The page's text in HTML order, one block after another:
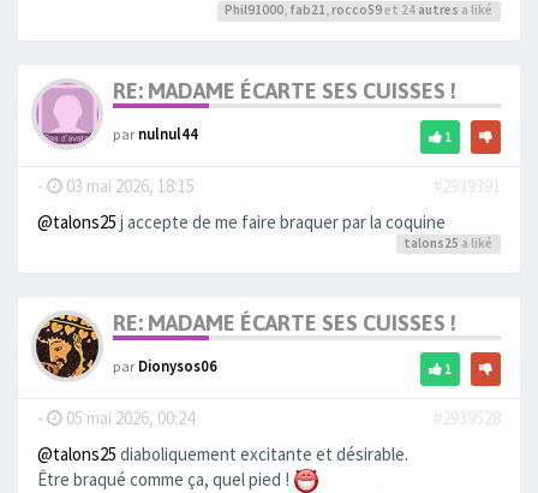
Phil91000, fab21, rocco59et 24 autres a liké
RE: MADAME ÉCARTE SES CUISSES !
parnulnul44 1
- 03 mai 2026, 18:15
#2939391
@talons25 j accepte de me faire braquer par la coquine
talons25 a liké
RE: MADAME ÉCARTE SES CUISSES !
parDionysos06 1
- 05 mai 2026, 00:24
#2939528
@talons25 diaboliquement excitante et désirable.
Être braqué comme ça, quel pied !